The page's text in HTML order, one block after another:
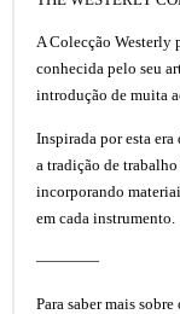
A Colecção Westerly
conhecida pelo seu
introdução de muita
Inspirada por esta
a tradição de
incorporando
em cada instrumento.
————
Para saber mais sobre